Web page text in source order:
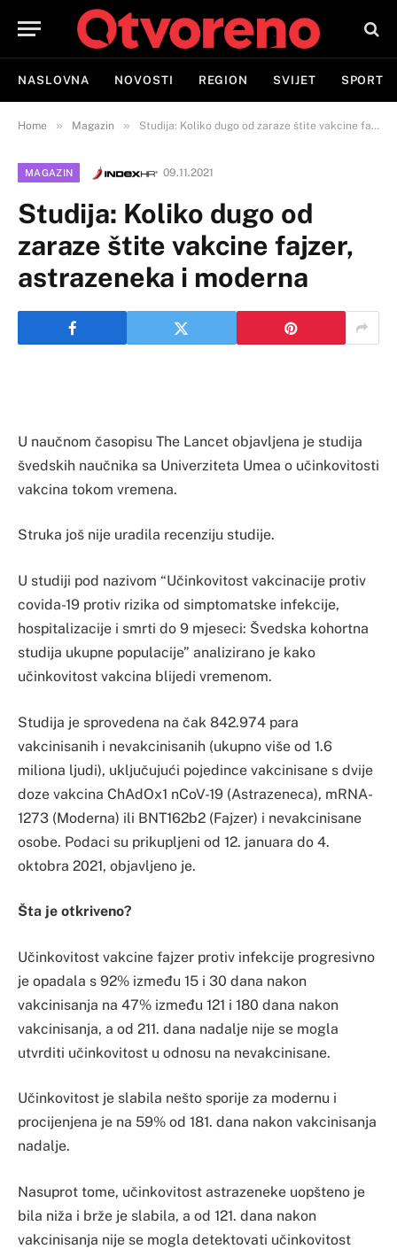
NASLOVNA NOVOSTI REGION SVIJET SPORT
Home » Magazin » Studija: Koliko dugo od zaraze štite vakcine fajzer, astrazeneka i moderna
MAGAZIN 09.11.2021
Studija: Koliko dugo od
zaraze štite vakcine fajzer,
astrazeneka i moderna
U naučnom časopisu The Lancet objavljena je studija
švedskih naučnika sa Univerziteta Umea o učinkovitosti
vakcina tokom vremena.
Struka još nije uradila recenziju studije.
U studiji pod nazivom “Učinkovitost vakcinacije protiv
covida-19 protiv rizika od simptomatske infekcije,
hospitalizacije i smrti do 9 mjeseci: Švedska kohortna
studija ukupne populacije” analizirano je kako
učinkovitost vakcina blijedi vremenom.
Studija je sprovedena na čak 842.974 para
vakcinisanih i nevakcinisanih (ukupno više od 1.6
miliona ljudi), uključujući pojedince vakcinisane s dvije
doze vakcina ChAdOx1 nCoV-19 (Astrazeneca), mRNA-
1273 (Moderna) ili BNT162b2 (Fajzer) i nevakcinisane
osobe. Podaci su prikupljeni od 12. januara do 4.
oktobra 2021, objavljeno je.
Šta je otkriveno?
Učinkovitost vakcine fajzer protiv infekcije progresivno
je opadala s 92% između 15 i 30 dana nakon
vakcinisanja na 47% između 121 i 180 dana nakon
vakcinisanja, a od 211. dana nadalje nije se mogla
utvrditi učinkovitost u odnosu na nevakcinisane.
Učinkovitost je slabila nešto sporije za modernu i
procijenjena je na 59% od 181. dana nakon vakcinisanja
nadalje.
Nasuprot tome, učinkovitost astrazeneke uopšteno je
bila niža i brže je slabila, a od 121. dana nakon
vakcinisanja nije se mogla detektovati učinkovitost